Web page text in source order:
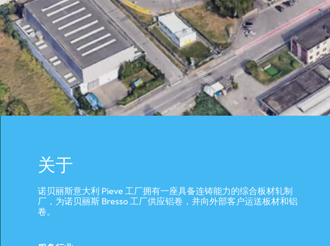
关于
诺贝丽斯意大利 Pieve 工厂拥有一座具备连铸能力的综合板材轧制
厂，为诺贝丽斯 Bresso 工厂供应铝卷，并向外部客户运送板材和铝
卷。